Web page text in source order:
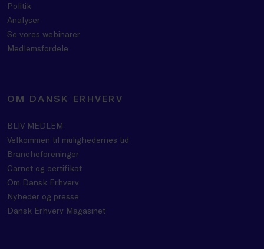
Politik
Analyser
Se vores webinarer
Medlemsfordele
OM DANSK ERHVERV
BLIV MEDLEM
Velkommen til mulighedernes tid
Brancheforeninger
Carnet og certifikat
Om Dansk Erhverv
Nyheder og presse
Dansk Erhverv Magasinet